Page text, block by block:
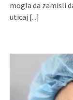
mogla da zamisli
uticaj [...]